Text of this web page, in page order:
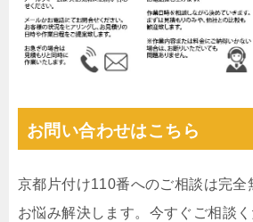
お問い合わせはこちら
京都片付け110番へのご相談は完全
お悩み解決します。今すぐご相談く